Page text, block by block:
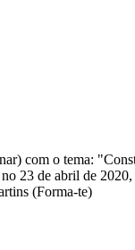
com o tema:
23 de abril de
(Forma-te)